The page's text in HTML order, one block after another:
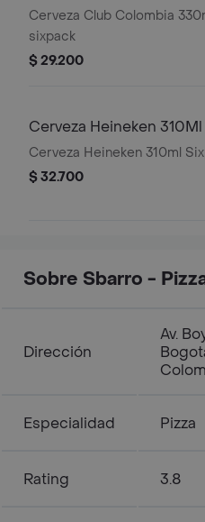
Sixpack
Cerveza Club Colombia
sixpack
$ 29.200
Cerveza Heineken
Cerveza Heineken 310ml
$ 32.700
Sobre Sbarro -
Dirección
Av.
Especialidad Pizza
Rating 3.8